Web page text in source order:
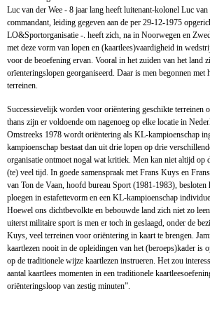
Luc van der Wee - 8 jaar lang heeft luitenant-kolonel Luc van
commandant, leiding gegeven aan de per 29-12-1975
LO&Sportorganisatie -. heeft zich, na in Noorwegen en
met deze vorm van lopen en (kaartlees)vaardigheid in
voor de beoefening ervan. Vooral in het zuiden van het land
orïenteringslopen georganiseerd. Daar is men begonnen met
terreinen.
Successievelijk worden voor oriëntering geschikte terreinen
thans zijn er voldoende om nagenoeg op elke locatie in
Omstreeks 1978 wordt oriëntering als KL-kampioenschap
kampioenschap bestaat dan uit drie lopen op drie
organisatie ontmoet nogal wat kritiek. Men kan niet altijd op
(te) veel tijd. In goede samenspraak met Frans Kuys en
van Ton de Vaan, hoofd bureau Sport (1981-1983),
ploegen in estafettevorm en een KL-kampioenschap
Hoewel ons dichtbevolkte en bebouwde land zich niet zo
uiterst militaire sport is men er toch in geslaagd, onder de
Kuys, veel terreinen voor oriëntering in kaart te brengen.
kaartlezen nooit in de opleidingen van het (beroeps)kader is
op de traditionele wijze kaartlezen instrueren. Het zou
aantal kaartlees momenten in een traditionele
oriënteringsloop van zestig minuten”.